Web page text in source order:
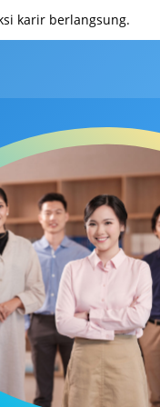
karir berlangsung.